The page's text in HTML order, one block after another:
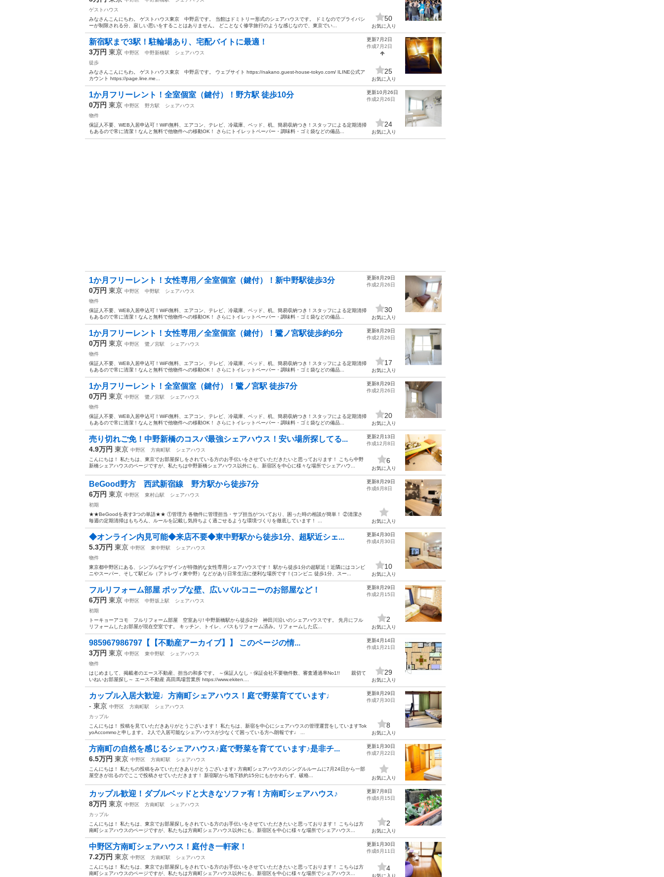
ゲストハウス
みなさんこんにちわ。 ゲストハウス東京 中野店です。 当館はドミトリー形式のシェアハウスです。 ドミなのでプライバシ
ーが制限される分、寂しい思いをすることはありません。 どことなく修学旅行のような感じなので、東京でい...
50
お気に入り
新宿駅まで3駅！駐輪場あり、宅配バイトに最適！
3万円 東京 中野区 中野新橋駅
シェアハウス
徒歩
みなさんこんにちわ。 ゲストハウス東京 中野店です。 ウェブサイト https://nakano.guest-house-tokyo.com/ ILINE公式ア
カウント https://page.line.me...
更新7月2日
作成7月2日
25
お気に入り
1か月フリーレント！全室個室（鍵付）！野方駅 徒歩10分
0万円 東京 中野区 野方駅
シェアハウス
物件
保証人不要、WEB入居申込可！WiFi無料、エアコン、テレビ、冷蔵庫、ベッド、机、簡易収納つき！スタッフによる定期清掃
もあるので常に清潔！なんと無料で他物件への移動OK！ さらにトイレットペーパー・調味料・ゴミ袋などの備品...
更新10月26日
作成2月26日
24
お気に入り
1か月フリーレント！女性専用／全室個室（鍵付）！新中野駅徒歩3分
0万円 東京 中野区 中野駅
シェアハウス
物件
保証人不要、WEB入居申込可！WiFi無料、エアコン、テレビ、冷蔵庫、ベッド、机、簡易収納つき！スタッフによる定期清掃
もあるので常に清潔！なんと無料で他物件への移動OK！ さらにトイレットペーパー・調味料・ゴミ袋などの備品...
更新8月29日
作成2月26日
30
お気に入り
1か月フリーレント！女性専用／全室個室（鍵付）！鷺ノ宮駅徒歩約6分
0万円 東京 中野区 鷺ノ宮駅
シェアハウス
物件
保証人不要、WEB入居申込可！WiFi無料、エアコン、テレビ、冷蔵庫、ベッド、机、簡易収納つき！スタッフによる定期清掃
もあるので常に清潔！なんと無料で他物件への移動OK！ さらにトイレットペーパー・調味料・ゴミ袋などの備品...
更新8月29日
作成2月26日
17
お気に入り
1か月フリーレント！全室個室（鍵付）！鷺ノ宮駅 徒歩7分
0万円 東京 中野区 鷺ノ宮駅
シェアハウス
物件
保証人不要、WEB入居申込可！WiFi無料、エアコン、テレビ、冷蔵庫、ベッド、机、簡易収納つき！スタッフによる定期清掃
もあるので常に清潔！なんと無料で他物件への移動OK！ さらにトイレットペーパー・調味料・ゴミ袋などの備品...
更新8月29日
作成2月26日
20
お気に入り
売り切れご免！中野新橋のコスパ最強シェアハウス！安い場所探してる...
4.9万円 東京 中野区 方南町駅
シェアハウス
こんにちは！ 私たちは、東京でお部屋探しをされている方のお手伝いをさせていただきたいと思っております！ こちら中野
新橋シェアハウスのページですが、私たちは中野新橋シェアハウス以外にも、新宿区を中心に様々な場所でシェアハウ...
更新2月13日
作成12月8日
6
お気に入り
BeGood野方 西武新宿線 野方駅から徒歩7分
6万円 東京 中野区 東村山駅
シェアハウス
初期
★★BeGoodを表す3つの単語★★ ①管理力 各物件に管理担当・サブ担当がついており、困った時の相談が簡単！ ②清潔さ
毎週の定期清掃はもちろん、ルールを記載し気持ちよく過ごせるような環境づくりを徹底しています！ ...
更新8月29日
作成6月8日
お気に入り
◆オンライン内見可能◆来店不要◆東中野駅から徒歩1分、超駅近シェ...
5.3万円 東京 中野区 東中野駅
シェアハウス
物件
東京都中野区にある、シンプルなデザインが特徴的な女性専用シェアハウスです！ 駅から徒歩1分の超駅近！近隣にはコンビ
ニやスーパー、そして駅ビル（アトレヴィ東中野）などがあり日常生活に便利な場所です！(コンビニ 徒歩1分、スー...
更新4月30日
作成4月30日
10
お気に入り
フルリフォーム部屋 ポップな壁、広いバルコニーのお部屋など！
6万円 東京 中野区 中野坂上駅
シェアハウス
初期
トーキョーアコモ フルリフォーム部屋 空室あり! 中野新橋駅から徒歩2分 神田川沿いのシェアハウスです。 先月にフル
リフォームしたお部屋が現在空室です。 キッチン、トイレ、バスもリフォーム済み。リフォームした広...
更新8月29日
作成2月15日
2
お気に入り
985967986797【【不動産アーカイブ】】 このページの情...
3万円 東京 中野区 東中野駅
シェアハウス
物件
はじめまして、掲載者のエース不動産、担当の和多です。 ～保証人なし・保証会社不要物件数、審査通過率No1!! 親切て
いねいお部屋探し～ エース不動産 高田馬場営業所 https://www.ekiten....
更新4月14日
作成1月21日
29
お気に入り
カップル入居大歓迎♩方南町シェアハウス！庭で野菜育てています♩
- 東京 中野区 方南町駅
シェアハウス
カップル
こんにちは！ 投稿を見ていただきありがとうございます！ 私たちは、新宿を中心にシェアハウスの管理運営をしていますTok
yoAccommoと申します。 2人で入居可能なシェアハウスが少なくて困っている方へ朗報です♩ ...
更新8月29日
作成7月30日
8
お気に入り
方南町の自然を感じるシェアハウス♪庭で野菜を育てています♪是非チ...
6.5万円 東京 中野区 方南町駅
シェアハウス
こんにちは！ 私たちの投稿をみていただきありがとうございます♪ 方南町シェアハウスのシングルルームに7月24日から一部
屋空きが出るのでここで投稿させていただきます！ 新宿駅から地下鉄約15分にもかかわらず、破格...
更新1月30日
作成7月22日
お気に入り
カップル歓迎！ダブルベッドと大きなソファ有！方南町シェアハウス♪
8万円 東京 中野区 方南町駅
シェアハウス
カップル
こんにちは！ 私たちは、東京でお部屋探しをされている方のお手伝いをさせていただきたいと思っております！ こちらは方
南町シェアハウスのページですが、私たちは方南町シェアハウス以外にも、新宿区を中心に様々な場所でシェアハウス...
更新7月8日
作成6月15日
2
お気に入り
中野区方南町シェアハウス！庭付き一軒家！
7.2万円 東京 中野区 方南町駅
シェアハウス
こんにちは！ 私たちは、東京でお部屋探しをされている方のお手伝いをさせていただきたいと思っております！ こちらは方
南町シェアハウスのページですが、私たちは方南町シェアハウス以外にも、新宿区を中心に様々な場所でシェアハウス...
更新1月30日
作成6月11日
4
お気に入り